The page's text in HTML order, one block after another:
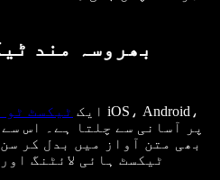
Speechify ایک ٹیکسٹ ٹو
بھی متن آواز میں بدل کر
ٹیکسٹ ہائی لائٹنگ